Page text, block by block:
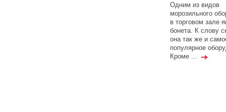
Одним из видов
морозильного
в торговом зале
бонета. К слову
она так же и
популярное
Кроме ...